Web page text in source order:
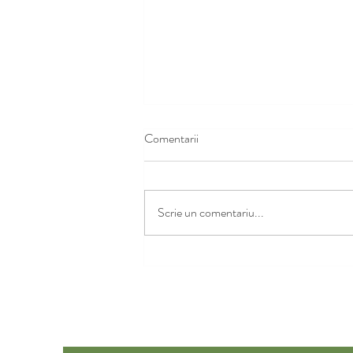
Comentarii
Scrie un comentariu...